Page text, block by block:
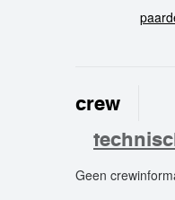
crew
Geen